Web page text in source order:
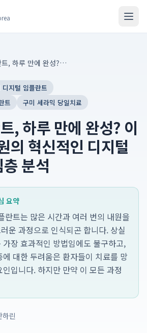
구미 임플란트, 하루 만에 완성? 이운철치과의원의 혁신적인 디지털 치과 진료 심층 분석
디지털 임플란트
트
구미 세라믹 당일치료
, 하루 만에 완성? 이
의 혁신적인 디지털
분석
요약
란트는 많은 시간과 여러 번의 내원을
운 과정으로 인식되곤 합니다. 상실
장 효과적인 방법임에도 불구하고,
대한 두려움은 환자들이 치료를 망
입니다. 하지만 만약 이 모든 과정
하린